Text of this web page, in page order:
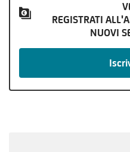
REGISTRATI
NUOVI